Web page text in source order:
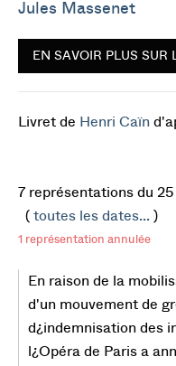
Jules Massenet
EN SAVOIR PLUS
Livret de Henri Caïn
7 représentations du
( toutes les dates... )
1 représentation annulée
En raison de la
d'un mouvement de
d¿indemnisation des
l¿Opéra de Paris a